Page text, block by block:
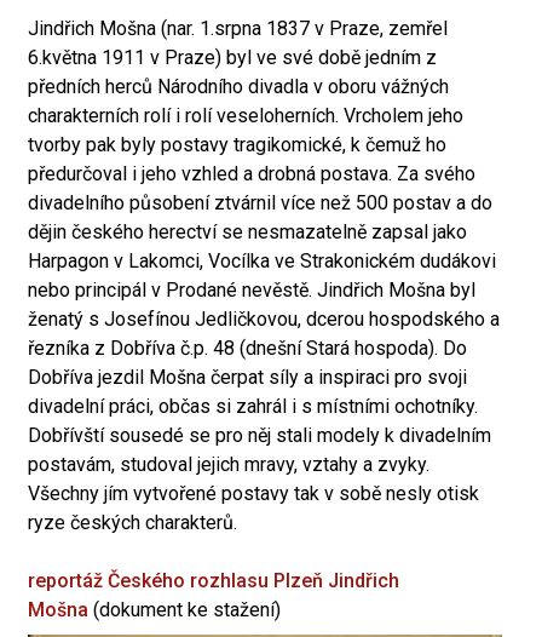
Jindřich Mošna (nar. 1.srpna 1837 v Praze, zemřel
6.května 1911 v Praze) byl ve své době jedním z
předních herců Národního divadla v oboru vážných
charakterních rolí i rolí veseloherních. Vrcholem jeho
tvorby pak byly postavy tragikomické, k čemuž ho
předurčoval i jeho vzhled a drobná postava. Za svého
divadelního působení ztvárnil více než 500 postav a do
dějin českého herectví se nesmazatelně zapsal jako
Harpagon v Lakomci, Vocílka ve Strakonickém dudákovi
nebo principál v Prodané nevěstě. Jindřich Mošna byl
ženatý s Josefínou Jedličkovou, dcerou hospodského a
řezníka z Dobříva č.p. 48 (dnešní Stará hospoda). Do
Dobříva jezdil Mošna čerpat síly a inspiraci pro svoji
divadelní práci, občas si zahrál i s místními ochotníky.
Dobřívští sousedé se pro něj stali modely k divadelním
postavám, studoval jejich mravy, vztahy a zvyky.
Všechny jím vytvořené postavy tak v sobě nesly otisk
ryze českých charakterů.
reportáž Českého rozhlasu Plzeň Jindřich
Mošna (dokument ke stažení)